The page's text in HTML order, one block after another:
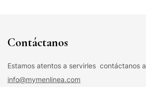
Contáctanos
Estamos atentos a servirles contáctanos a
info@mymenlinea.com